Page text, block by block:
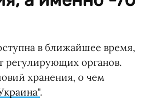
в ближайшее время,
регулирующих органов.
хранения, о чем
.